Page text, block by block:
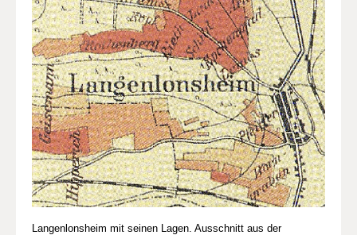
Langenlonsheim mit seinen Lagen. Ausschnitt aus der